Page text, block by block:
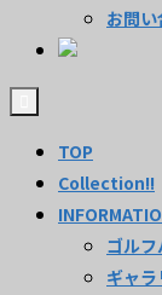
お問
TOP
Collection!!
ゴル
ギャラ